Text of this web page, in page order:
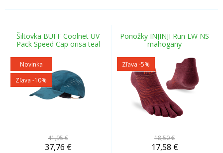
Šiltovka BUFF Coolnet UV
Pack Speed Cap orisa teal
Novinka
Zľava -10%
41,95 €
37,76 €
Ponožky INJINJI Run LW NS
mahogany
Zľava -5%
18,50 €
17,58 €